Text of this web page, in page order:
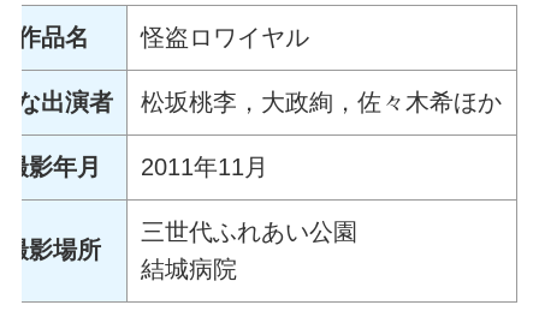
作品名
怪盗ロワイヤル
な出演者 松坂桃李，大政絢，佐々木希ほか
撮影年月 2011年11月
撮影場所
三世代ふれあい公園
結城病院